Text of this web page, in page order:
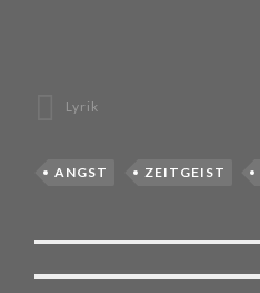
Lyrik
ANGST ZEITGEIST